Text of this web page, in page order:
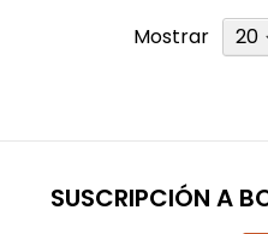
Mostrar
SUSCRIPCIÓN A